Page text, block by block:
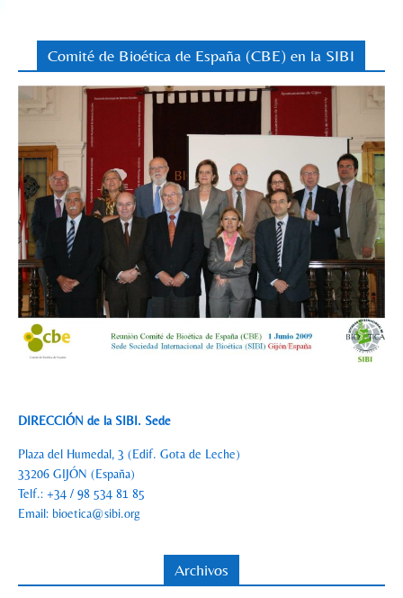
Comité de Bioética de España (CBE) en la SIBI
DIRECCIÓN de la SIBI. Sede
Plaza del Humedal, 3 (Edif. Gota de Leche)
33206 GIJÓN (España)
Telf.: +34 / 98 534 81 85
Email: bioetica@sibi.org
Archivos